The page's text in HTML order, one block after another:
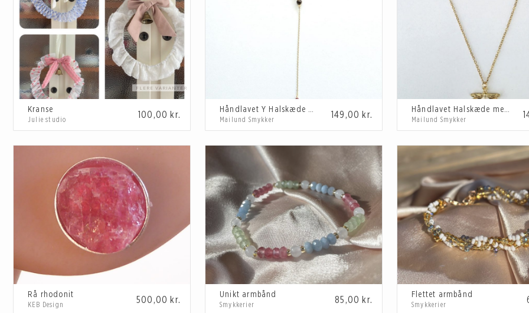
Kranse
100,00 kr.
Julie studio
Håndlavet Y Halskæde med bordeaux hjerte
149,00 kr.
Mailund Smykker
Håndlavet Halskæde med guldsmed
Mailund Smykker
Rå rhodonit
500,00 kr.
KEB Design
Unikt armbånd
85,00 kr.
Smykkerier
Flettet armbånd
Smykkerier